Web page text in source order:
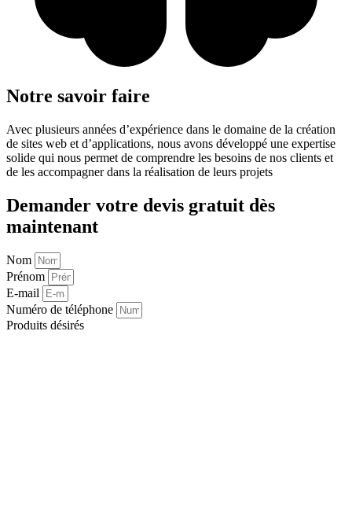
Notre savoir faire
Avec plusieurs années d’expérience dans le domaine de la création
de sites web et d’applications, nous avons développé une expertise
solide qui nous permet de comprendre les besoins de nos clients et
de les accompagner dans la réalisation de leurs projets
Demander votre devis gratuit dès
maintenant
Nom
Prénom
E-mail
Numéro de téléphone
Produits désirés